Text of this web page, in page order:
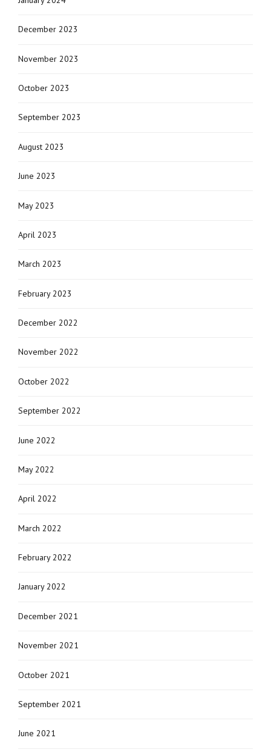
December 2023
November 2023
October 2023
September 2023
August 2023
June 2023
May 2023
April 2023
March 2023
February 2023
December 2022
November 2022
October 2022
September 2022
June 2022
May 2022
April 2022
March 2022
February 2022
January 2022
December 2021
November 2021
October 2021
September 2021
June 2021